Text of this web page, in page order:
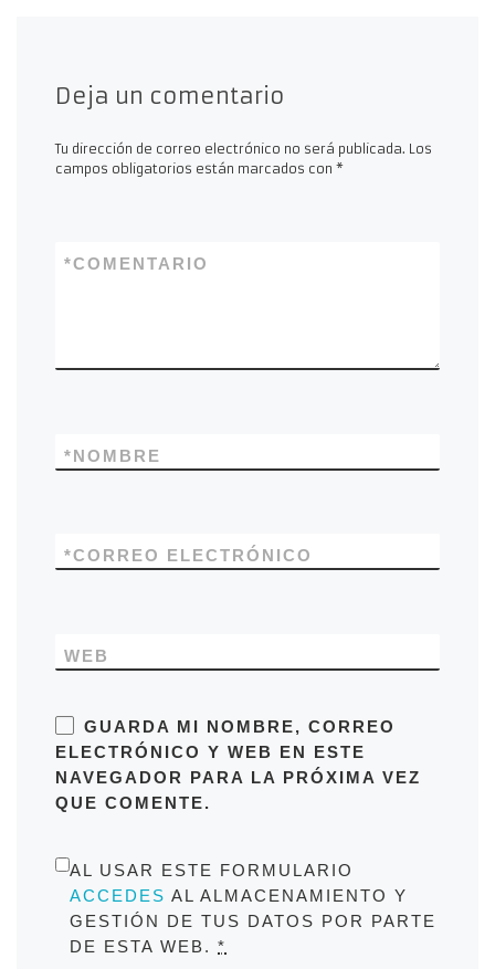
Deja un comentario
Tu dirección de correo electrónico no será publicada. Los
campos obligatorios están marcados con *
COMENTARIO
*
NOMBRE
*
CORREO ELECTRÓNICO
*
WEB
GUARDA MI NOMBRE, CORREO
ELECTRÓNICO Y WEB EN ESTE
NAVEGADOR PARA LA PRÓXIMA VEZ
QUE COMENTE.
AL USAR ESTE FORMULARIO
ACCEDES AL ALMACENAMIENTO Y
GESTIÓN DE TUS DATOS POR PARTE
DE ESTA WEB. *